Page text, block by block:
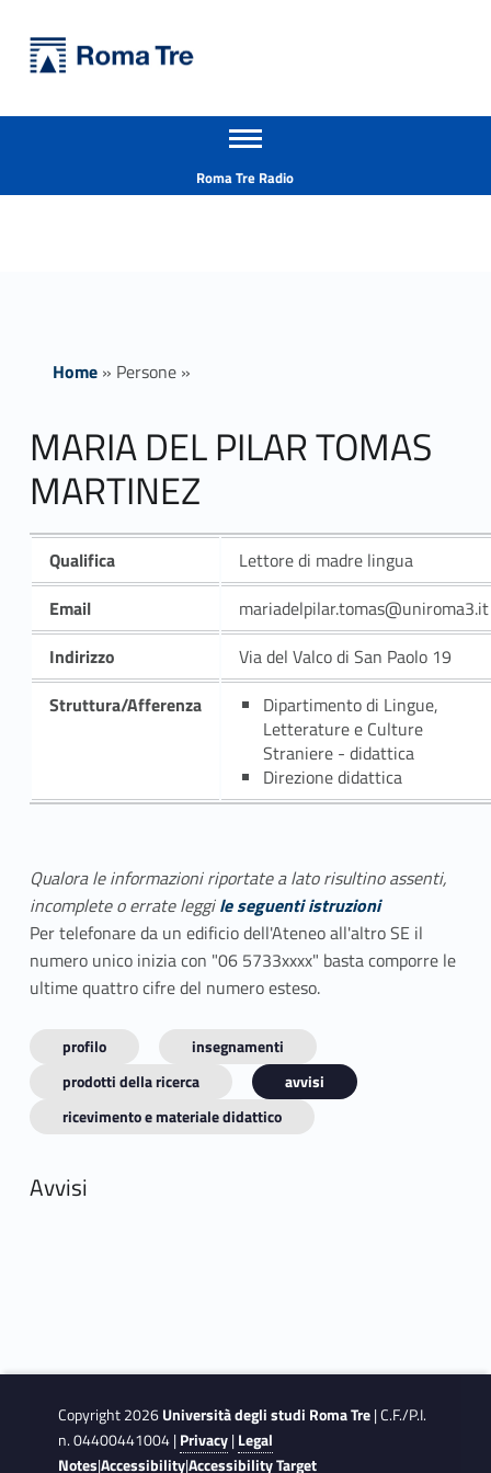
MARIA DEL PILAR TOMAS MARTINEZ - Università Roma Tre
Apri il menu secondario
Roma Tre Radio
Home» Persone»
MARIA DEL PILAR TOMAS
MARTINEZ
Qualifica
Lettore di madre lingua
Email
mariadelpilar.tomas@uniroma3.it
Indirizzo
Via del Valco di San Paolo 19
Struttura/Afferenza
Dipartimento di Lingue,
Letterature e Culture
Straniere - didattica
Direzione didattica
Qualora le informazioni riportate a lato risultino assenti,
incomplete o errate leggile seguenti istruzioni
Per telefonare da un edificio dell'Ateneo all'altro SE il
numero unico inizia con "06 5733xxxx" basta comporre le
ultime quattro cifre del numero esteso.
profilo
insegnamenti
prodotti della ricerca
avvisi
ricevimento e materiale didattico
Avvisi
Copyright 2026Università degli studi Roma Tre| C.F./P.I.
n. 04400441004 |Privacy|Legal
Notes|Accessibility|Accessibility Target